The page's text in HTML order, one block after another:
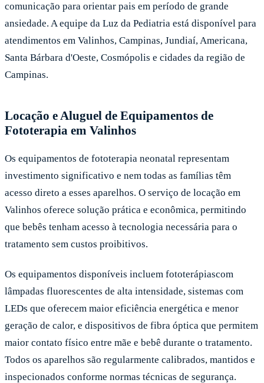
comunicação para orientar pais em período de grande
ansiedade. A equipe da Luz da Pediatria está disponível para
atendimentos em Valinhos, Campinas, Jundiaí, Americana,
Santa Bárbara d'Oeste, Cosmópolis e cidades da região de
Campinas.
Locação e Aluguel de Equipamentos de
Fototerapia em Valinhos
Os equipamentos de fototerapia neonatal representam
investimento significativo e nem todas as famílias têm
acesso direto a esses aparelhos. O serviço de locação em
Valinhos oferece solução prática e econômica, permitindo
que bebês tenham acesso à tecnologia necessária para o
tratamento sem custos proibitivos.
Os equipamentos disponíveis incluem fototerápiascom
lâmpadas fluorescentes de alta intensidade, sistemas com
LEDs que oferecem maior eficiência energética e menor
geração de calor, e dispositivos de fibra óptica que permitem
maior contato físico entre mãe e bebê durante o tratamento.
Todos os aparelhos são regularmente calibrados, mantidos e
inspecionados conforme normas técnicas de segurança.